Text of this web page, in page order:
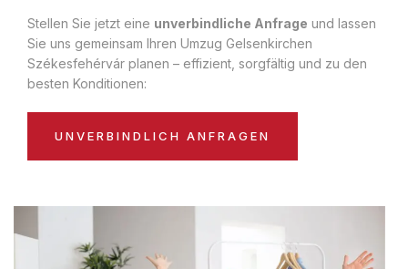
Stellen Sie jetzt eine unverbindliche Anfrage und lassen
Sie uns gemeinsam Ihren Umzug Gelsenkirchen
Székesfehérvár planen – effizient, sorgfältig und zu den
besten Konditionen:
UNVERBINDLICH ANFRAGEN